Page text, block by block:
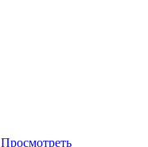
Просмотреть